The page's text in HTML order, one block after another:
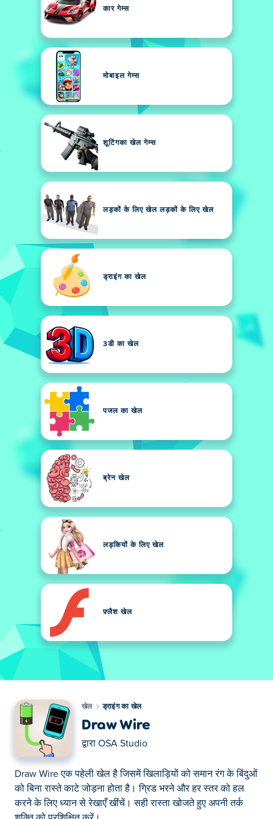
कार गेम्स
मोबाइल गेम्स
शूटिंगका खेल गेम्स
लड़कों के लिए खेल लड़कों के लिए खेल
ड्राइंग का खेल
3डी का खेल
पजल का खेल
ब्रेन खेल
लड़कियों के लिए खेल
फ़्लैश खेल
खेल ड्राइंग का खेल
Draw Wire
द्वारा OSA Studio
Draw Wire एक पहेली खेल है जिसमें खिलाड़ियों को समान रंग के बिंदुओं
को बिना रास्ते काटे जोड़ना होता है। ग्रिड भरने और हर स्तर को हल
करने के लिए ध्यान से रेखाएँ खींचें। सही रास्ता खोजते हुए अपनी तर्क